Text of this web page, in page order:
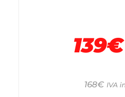
139€
168€ IVA